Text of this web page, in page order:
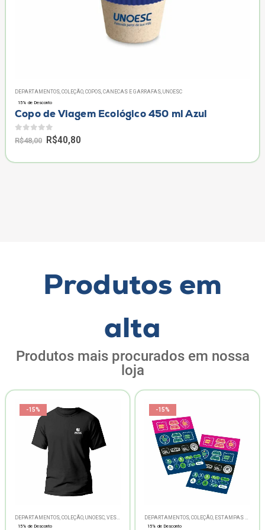
DEPARTAMENTOS, COLEÇÃO, COPOS, CANECAS E GARRAFAS, UNOESC
15% de Desconto
Copo de Viagem Ecológico 450 ml Azul
0 de 5
R$48,00 Original
price
R$48,00.
R$40,80Current
R$40,80.
Produtos em
alta
Produtos mais procurados em nossa
loja
-15%
DEPARTAMENTOS, COLEÇÃO, UNOESC, VESTUÁRIO
15% de Desconto
-15%
DEPARTAMENTOS, COLEÇÃO, ESTAMPAS 1968
15% de Desconto